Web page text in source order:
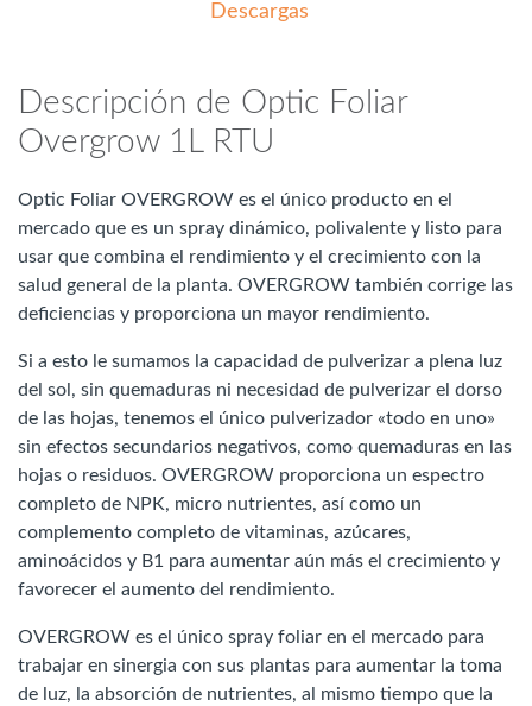
Descargas
Descripción de Optic Foliar
Overgrow 1L RTU
Optic Foliar OVERGROW es el único producto en el
mercado que es un spray dinámico, polivalente y listo para
usar que combina el rendimiento y el crecimiento con la
salud general de la planta. OVERGROW también corrige las
deficiencias y proporciona un mayor rendimiento.
Si a esto le sumamos la capacidad de pulverizar a plena luz
del sol, sin quemaduras ni necesidad de pulverizar el dorso
de las hojas, tenemos el único pulverizador «todo en uno»
sin efectos secundarios negativos, como quemaduras en las
hojas o residuos. OVERGROW proporciona un espectro
completo de NPK, micro nutrientes, así como un
complemento completo de vitaminas, azúcares,
aminoácidos y B1 para aumentar aún más el crecimiento y
favorecer el aumento del rendimiento.
OVERGROW es el único spray foliar en el mercado para
trabajar en sinergia con sus plantas para aumentar la toma
de luz, la absorción de nutrientes, al mismo tiempo que la